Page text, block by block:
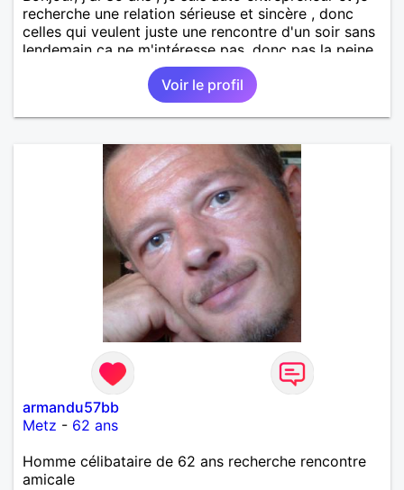
recherche une relation sérieuse et sincère , donc
celles qui veulent juste une rencontre d'un soir sans
lendemain ça ne m'intéresse pas, donc pas la peine
de me contacter. J'aime la nature, le sport en
général, les randonnées, les sorties entre amis et en
famille. Je suis d'un naturel plutôt timide d'ou mon
inscription( par contre une fois que je connais la
et /ou qualités: émotif, sensible, impulsif dans mes
choix ( mais je sais relativiser selon les situations),
réservé , toujours optimiste, quelquefois un petit
manque de confiance en moi . Je suis loyal,
honnête, pas toujours patient mais très intègre et
d'une humeur très joyeuse.
Voir le profil
armandu57bb
Metz - 62 ans
Homme célibataire de 62 ans recherche rencontre
amicale